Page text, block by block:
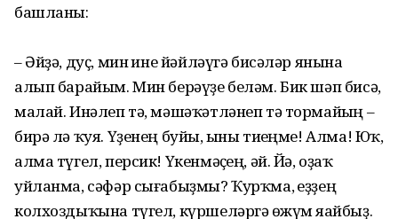
башланы:
– Әйҙә, дуҫ, мин һине йәйләүгә бисәләр янына
алып барайым. Мин берәүҙе беләм. Бик шәп бисә,
малай. Инәлеп тә, мәшәҡәтләнеп тә тормайһың –
бирә лә ҡуя. Үҙенең буйы, һыны тиһеңме! Алма! Юҡ,
алма түгел, персик! Үкенмәҫһең, әй. Йә, оҙаҡ
уйланма, сәфәр сығабыҙмы? Ҡурҡма, һеҙҙең
колхоздыҡына түгел, күршеләргә һөжүм яһайбыҙ.